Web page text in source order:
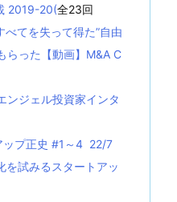
2019-20(全23回
てを失って得た”自由
らった【動画】M&A C
ンジェル投資家インタ
ップ正史 #1～4 22/7
を試みるスタートアッ